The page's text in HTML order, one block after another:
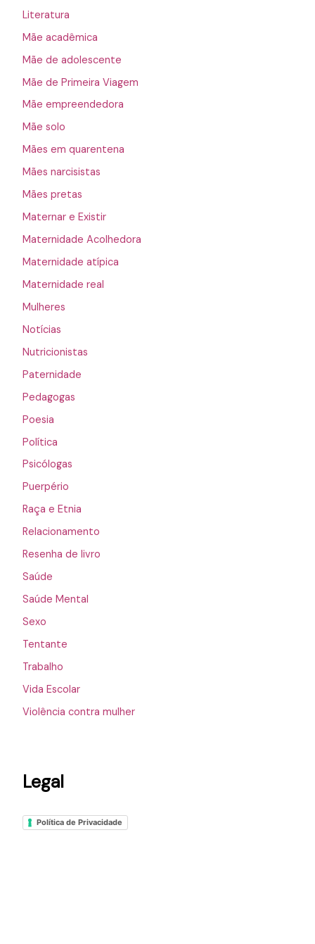
Literatura
Mãe acadêmica
Mãe de adolescente
Mãe de Primeira Viagem
Mãe empreendedora
Mãe solo
Mães em quarentena
Mães narcisistas
Mães pretas
Maternar e Existir
Maternidade Acolhedora
Maternidade atípica
Maternidade real
Mulheres
Notícias
Nutricionistas
Paternidade
Pedagogas
Poesia
Política
Psicólogas
Puerpério
Raça e Etnia
Relacionamento
Resenha de livro
Saúde
Saúde Mental
Sexo
Tentante
Trabalho
Vida Escolar
Violência contra mulher
Legal
Política de Privacidade